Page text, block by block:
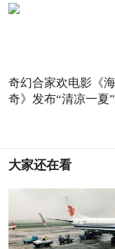
奇幻合家欢电影《
奇》发布“清凉一夏
大家还在看